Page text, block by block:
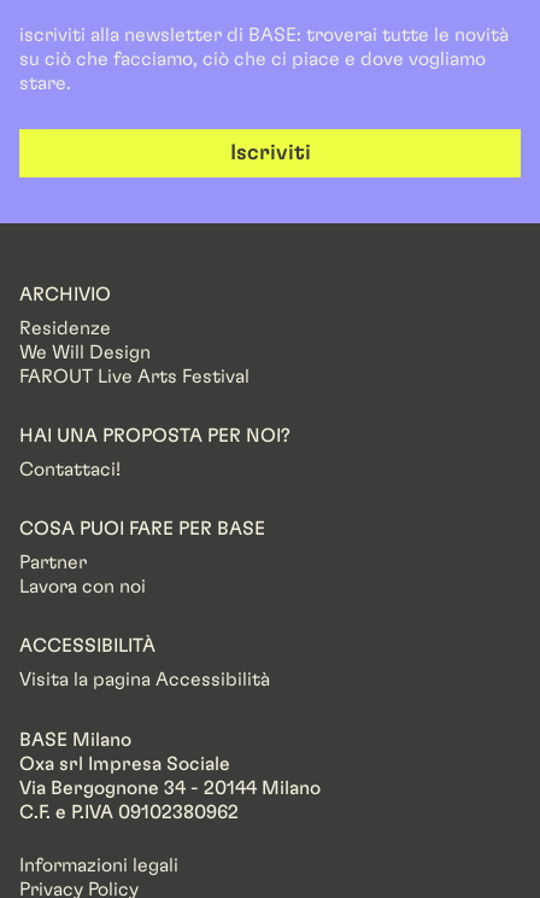
iscriviti alla newsletter di BASE: troverai tutte le novità
su ciò che facciamo, ciò che ci piace e dove vogliamo
stare.
Iscriviti
ARCHIVIO
Residenze
We Will Design
FAROUT Live Arts Festival
HAI UNA PROPOSTA PER NOI?
Contattaci!
COSA PUOI FARE PER BASE
Partner
Lavora con noi
ACCESSIBILITÀ
Visita la pagina Accessibilità
BASE Milano
Oxa srl Impresa Sociale
Via Bergognone 34 - 20144 Milano
C.F. e P.IVA 09102380962
Informazioni legali
Privacy Policy